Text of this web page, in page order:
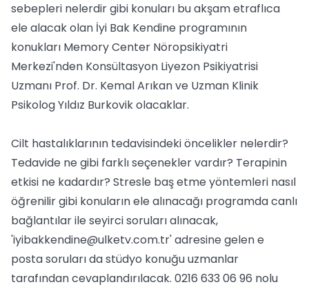
sebepleri nelerdir gibi konuları bu akşam etraflıca
ele alacak olan İyi Bak Kendine programının
konukları Memory Center Nöropsikiyatri
Merkezi'nden Konsültasyon Liyezon Psikiyatrisi
Uzmanı Prof. Dr. Kemal Arıkan ve Uzman Klinik
Psikolog Yıldız Burkovik olacaklar.
Cilt hastalıklarının tedavisindeki öncelikler nelerdir?
Tedavide ne gibi farklı seçenekler vardır? Terapinin
etkisi ne kadardır? Stresle baş etme yöntemleri nasıl
öğrenilir gibi konuların ele alınacağı programda canlı
bağlantılar ile seyirci soruları alınacak,
'iyibakkendine@ulketv.com.tr' adresine gelen e
posta soruları da stüdyo konuğu uzmanlar
tarafından cevaplandırılacak. 0216 633 06 96 nolu